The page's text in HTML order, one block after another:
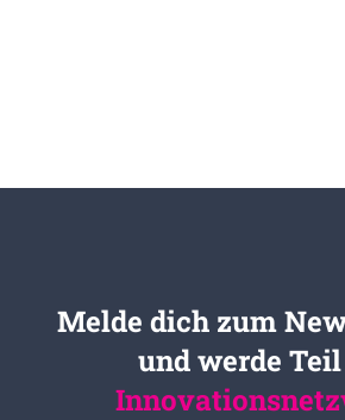
Melde dich zum
und werde